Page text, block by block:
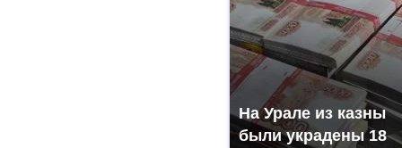
На Урале из казны
были украдены 18